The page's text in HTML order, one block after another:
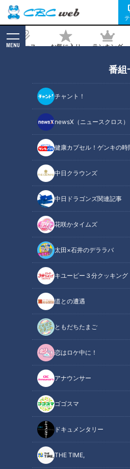
ニュース お気に入り ランキング
MENU
番組
チャント！
newsX（ニュースクロス）
健康カプセル！ゲンキの時
中日クラウンズ
中日ドラゴンズ関連記事
花咲かタイムズ
太田×石井のデララバ
キユーピー３分クッキング
道との遭遇
ともだちたまご
恋はロケ中に！
アナウンサー
ゴゴスマ
ドキュメンタリー
THE TIME,
のった衝撃のフルーツ
3県1000店以上で調査
ルメ大賞」を発表！
2024/11/29 06:03
CBCテレビ『デララバ』
太田×石井のデララバ
デララバ
爆笑問題・太田光と石井亮次アナ
を深掘りするバラエティ『太田×石
東海3県1000店以上で高さNo.1 グ
グルメ大賞」を発表！東海地方は
の盛り髪など、何かと盛ってしま
もちろんグルメにも！